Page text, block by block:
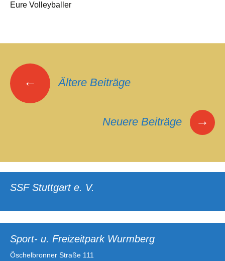
Eure Volleyballer
Beitragsnavigation
← Ältere Beiträge
Neuere Beiträge →
SSF Stuttgart e. V.
Sport- u. Freizeitpark Wurmberg
Öschelbronner Straße 111